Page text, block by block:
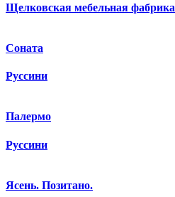
Щелковская мебельная фабрика
Соната
Руссини
Палермо
Руссини
Ясень. Позитано.